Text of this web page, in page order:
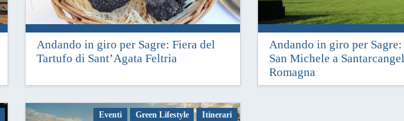
3 Ottobre 2018
Andando in giro per Sagre: Fiera del
Tartufo di Sant’Agata Feltria
26 Settembre 2018
Andando in giro per
San Michele a
Romagna
Eventi Green Lifestyle Itinerari